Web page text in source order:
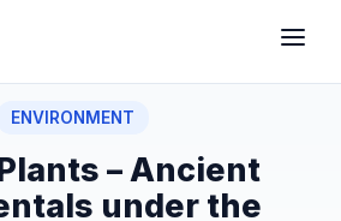
ENVIRONMENT
– Ancient
under the